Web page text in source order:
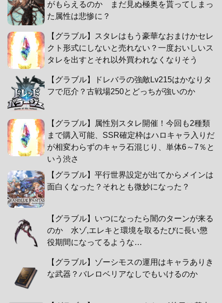
がもらえるのか まだ見ぬ極奥を貰ってしまっ
た属性は悲惨に？
【グラブル】スタレはもう豪華なおまけかセレ
クト形式にしないと売れない？一度おいしいス
タレを出すとそれ以外買われなくなりそう
【グラブル】ドレバラの強敵Lv215はかなりタ
フで厄介？古戦場250とどっちが強いのか
【グラブル】属性別スタレ開催！今回も2種類
まで購入可能、SSR確定枠はハロキャラ入りだ
が相変わらずのキャラ石混じり、単体6～7％と
いう渋さ
【グラブル】平行世界設定が出てからメインは
面白くなった？それとも微妙になった？
【グラブル】いつになったら闇のターンが来る
のか 水ゾ,エレキと環境を取るたびに長い懲
役期間になってるような…
【グラブル】ゾーシモスの運用はキャラありき
な武器？バレロベリアなしでもいけるのか